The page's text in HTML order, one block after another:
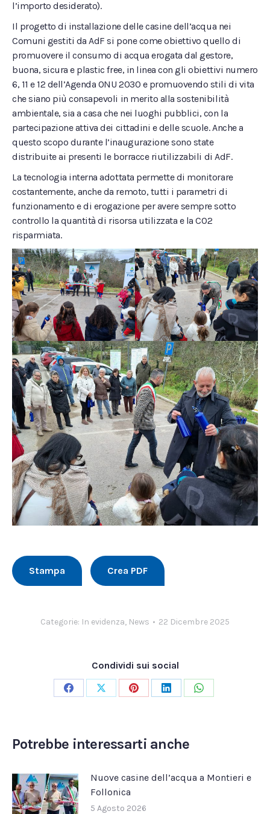
l’importo desiderato).
Il progetto di installazione delle casine dell’acqua nei
Comuni gestiti da AdF si pone come obiettivo quello di
promuovere il consumo di acqua erogata dal gestore,
buona, sicura e plastic free, in linea con gli obiettivi numero
6, 11 e 12 dell’Agenda ONU 2030 e promuovendo stili di vita
che siano più consapevoli in merito alla sostenibilità
ambientale, sia a casa che nei luoghi pubblici, con la
partecipazione attiva dei cittadini e delle scuole. Anche a
questo scopo durante l’inaugurazione sono state
distribuite ai presenti le borracce riutilizzabili di AdF.
La tecnologia interna adottata permette di monitorare
costantemente, anche da remoto, tutti i parametri di
funzionamento e di erogazione per avere sempre sotto
controllo la quantità di risorsa utilizzata e la CO2
risparmiata.
Stampa Crea PDF
Categorie: In evidenza, News 22 Dicembre 2025
Condividi sui social
CondividiCondividiCondividiCondividiCondividi
Potrebbe interessarti anche
Nuove casine dell’acqua a Montieri e
Follonica
5 Agosto 2026